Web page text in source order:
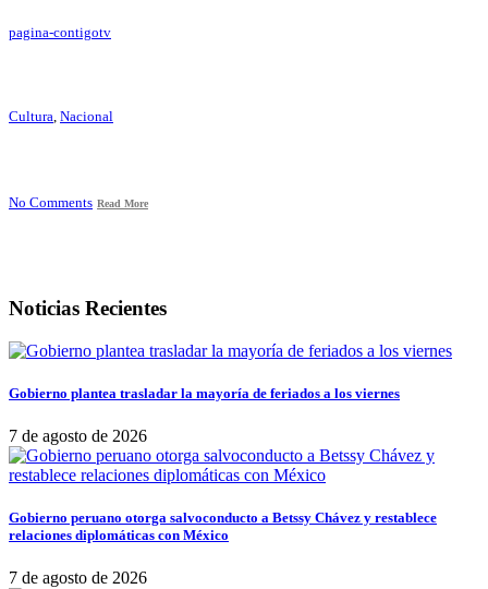
pagina-contigotv
Cultura, Nacional
No Comments Read More
Noticias Recientes
Gobierno plantea trasladar la mayoría de feriados a los viernes
7 de agosto de 2026
Gobierno peruano otorga salvoconducto a Betssy Chávez y restablece
relaciones diplomáticas con México
7 de agosto de 2026